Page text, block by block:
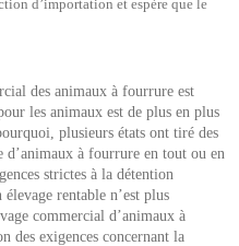
d’importation et espère que le
des animaux à fourrure est
les animaux est de plus en plus
plusieurs états ont tiré des
d’animaux à fourrure en tout ou en
strictes à la détention
élevage rentable n’est plus
commercial d’animaux à
des exigences concernant la